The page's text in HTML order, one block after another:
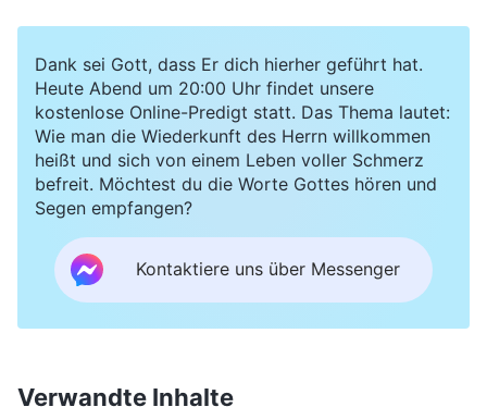
oft daran, an Zusammenkünften teilzunehmen
und meine Pflicht zu tun. Die Haltung meiner
Schwiegermutter mir gegenüber änderte sich
ebenfalls drastisch. Sie half mir nicht nur nicht
mehr mit meinem Kind, sondern überwachte
mich auch. Immer wenn ich zu einer
Mann, und mein Mann wurde oft wütend auf
mich, und drohte, dass er die Brüder und
Schwestern aufsuchen würde, um sich zu
Dank sei Gott, dass Er dich hierher geführt hat.
Heute Abend um 20:00 Uhr findet unsere
kostenlose Online-Predigt statt. Das Thema lautet:
Wie man die Wiederkunft des Herrn willkommen
heißt und sich von einem Leben voller Schmerz
befreit. Möchtest du die Worte Gottes hören und
Segen empfangen?
Kontaktiere uns über Messenger
Verwandte Inhalte